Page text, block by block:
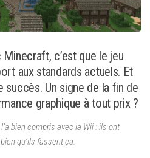
c’est que le jeu
aux standards actuels. Et
succès. Un signe de la fin de
graphique à tout prix ?
bien compris avec la Wii : ils ont
qu’ils fassent ça.